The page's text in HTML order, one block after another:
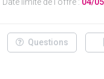
Questions